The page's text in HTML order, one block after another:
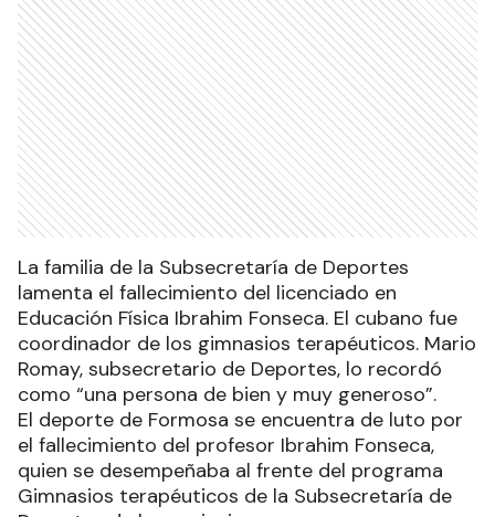
La familia de la Subsecretaría de Deportes
lamenta el fallecimiento del licenciado en
Educación Física Ibrahim Fonseca. El cubano fue
coordinador de los gimnasios terapéuticos. Mario
Romay, subsecretario de Deportes, lo recordó
como “una persona de bien y muy generoso”.
El deporte de Formosa se encuentra de luto por
el fallecimiento del profesor Ibrahim Fonseca,
quien se desempeñaba al frente del programa
Gimnasios terapéuticos de la Subsecretaría de